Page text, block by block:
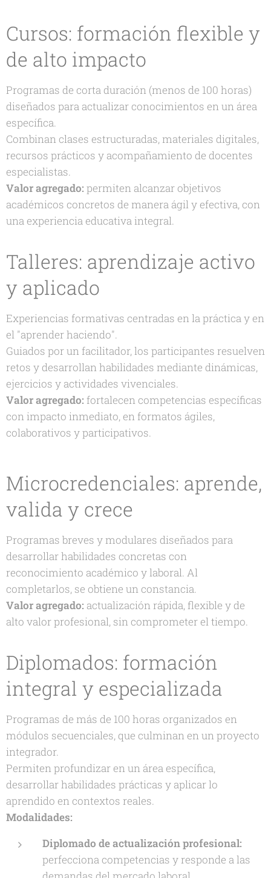
Cursos: formación flexible y
de alto impacto
Programas de corta duración (menos de 100 horas)
diseñados para actualizar conocimientos en un área
específica.
Combinan clases estructuradas, materiales digitales,
recursos prácticos y acompañamiento de docentes
especialistas.
Valor agregado: permiten alcanzar objetivos
académicos concretos de manera ágil y efectiva, con
una experiencia educativa integral.
Talleres: aprendizaje activo
y aplicado
Experiencias formativas centradas en la práctica y en
el "aprender haciendo".
Guiados por un facilitador, los participantes resuelven
retos y desarrollan habilidades mediante dinámicas,
ejercicios y actividades vivenciales.
Valor agregado: fortalecen competencias específicas
con impacto inmediato, en formatos ágiles,
colaborativos y participativos.
Microcredenciales: aprende,
valida y crece
Programas breves y modulares diseñados para
desarrollar habilidades concretas con
reconocimiento académico y laboral. Al
completarlos, se obtiene un constancia.
Valor agregado: actualización rápida, flexible y de
alto valor profesional, sin comprometer el tiempo.
Diplomados: formación
integral y especializada
Programas de más de 100 horas organizados en
módulos secuenciales, que culminan en un proyecto
integrador.
Permiten profundizar en un área específica,
desarrollar habilidades prácticas y aplicar lo
aprendido en contextos reales.
Modalidades:
Diplomado de actualización profesional:
perfecciona competencias y responde a las